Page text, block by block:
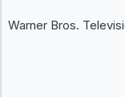
Warner Bros.